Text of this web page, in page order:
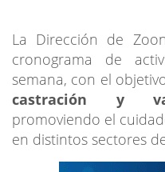
La Dirección de
cronograma de
semana, con el
castración y
promoviendo el
en distintos sectores